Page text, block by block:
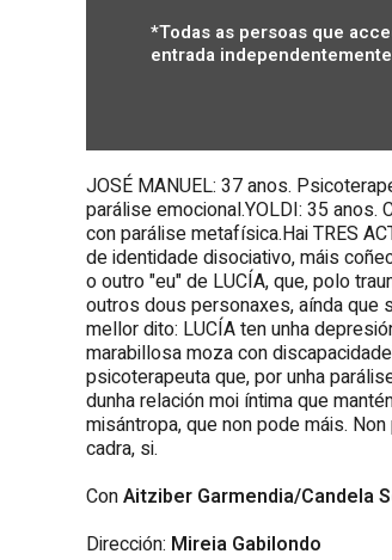
*Todas as persoas que
entrada
JOSÉ MANUEL: 37 anos.
parálise emocional.YOLDI: 35 anos.
con parálise metafísica.Hai TRES
de identidade disociativo, máis
o outro "eu" de LUCÍA, que, polo
outros dous personaxes, aínda que
mellor dito: LUCÍA ten unha
marabillosa moza con
psicoterapeuta que, por unha
dunha relación moi íntima que
misántropa, que non pode máis.
cadra, si.
ConAitziber Garmendia/Candela
Dirección: Mireia Gabilondo